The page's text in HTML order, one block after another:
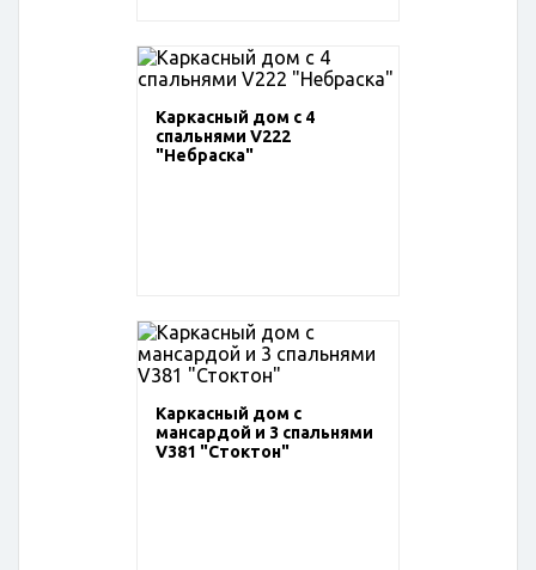
Каркасный дом с 4
спальнями V222
"Небраска"
Каркасный дом с
мансардой и 3 спальнями
V381 "Стоктон"